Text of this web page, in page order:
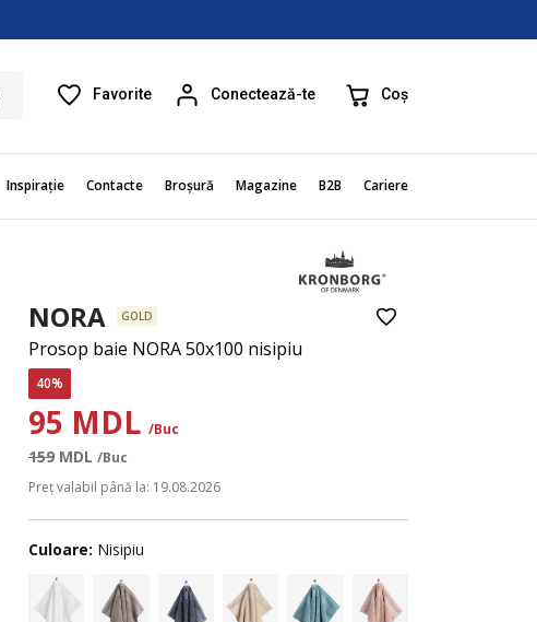
Favorite Conectează-te Coș
Inspirație Contacte Broșură Magazine B2B Cariere
NORA GOLD
Prosop baie NORA 50x100 nisipiu
40%
95 MDL /Buc
159 MDL /Buc
Preț valabil până la: 19.08.2026
Culoare: Nisipiu